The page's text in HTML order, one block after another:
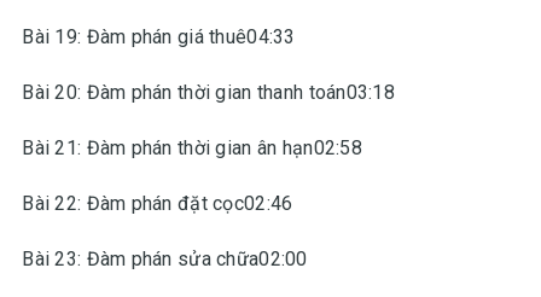
Bài 19: Đàm phán giá thuê04:33
Bài 20: Đàm phán thời gian thanh toán03:18
Bài 21: Đàm phán thời gian ân hạn02:58
Bài 22: Đàm phán đặt cọc02:46
Bài 23: Đàm phán sửa chữa02:00